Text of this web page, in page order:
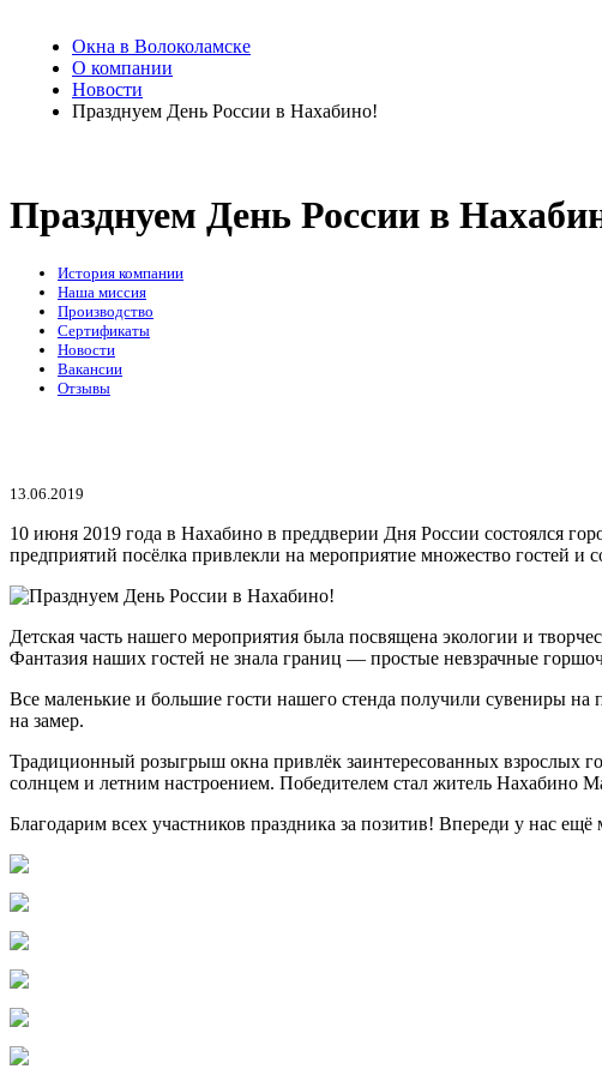
Окна в Волоколамске
О компании
Новости
Празднуем День России в Нахабино!
Празднуем День России в
История компании
Наша миссия
Производство
Сертификаты
Новости
Вакансии
Отзывы
13.06.2019
10 июня 2019 года в Нахабино в преддверии Дня России состоялся
предприятий посёлка привлекли на мероприятие множество гостей и
Детская часть нашего мероприятия была посвящена экологии и
Фантазия наших гостей не знала границ — простые невзрачные
Все маленькие и большие гости нашего стенда получили сувениры
на замер.
Традиционный розыгрыш окна привлёк заинтересованных взрослых
солнцем и летним настроением. Победителем стал житель Нахабино
Благодарим всех участников праздника за позитив! Впереди у нас